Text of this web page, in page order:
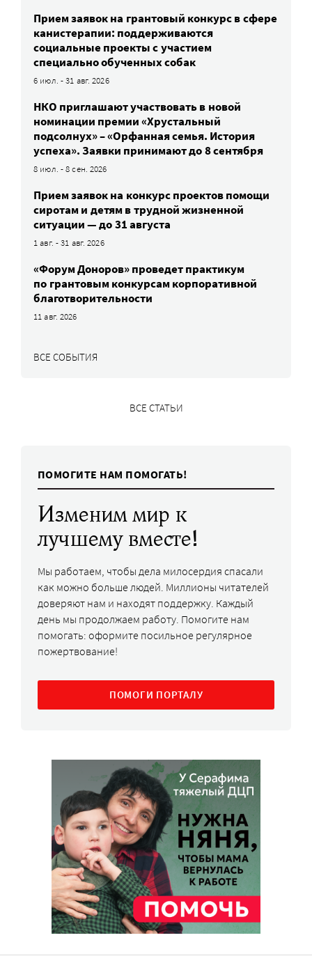
Прием заявок на грантовый конкурс в сфере
канистерапии: поддерживаются
социальные проекты с участием
специально обученных собак
6 июл. - 31 авг. 2026
НКО приглашают участвовать в новой
номинации премии «Хрустальный
подсолнух» – «Орфанная семья. История
успеха». Заявки принимают до 8 сентября
8 июл. - 8 сен. 2026
Прием заявок на конкурс проектов помощи
сиротам и детям в трудной жизненной
ситуации — до 31 августа
1 авг. - 31 авг. 2026
«Форум Доноров» проведет практикум
по грантовым конкурсам корпоративной
благотворительности
11 авг. 2026
ВСЕ СОБЫТИЯ
ВСЕ СТАТЬИ
ПОМОГИТЕ НАМ ПОМОГАТЬ!
Изменим мир к
лучшему вместе!
Мы работаем, чтобы дела милосердия спасали
как можно больше людей. Миллионы читателей
доверяют нам и находят поддержку. Каждый
день мы продолжаем работу. Помогите нам
помогать: оформите посильное регулярное
пожертвование!
ПОМОГИ ПОРТАЛУ